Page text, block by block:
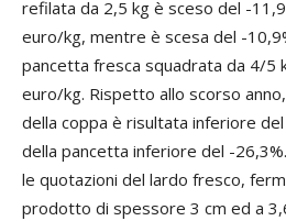
refilata da 2,5 kg è sceso del -
euro/kg, mentre è scesa del -
pancetta fresca squadrata da 4/5
euro/kg. Rispetto allo scorso
della coppa è risultata inferiore
della pancetta inferiore del -
le quotazioni del lardo fresco,
prodotto di spessore 3 cm ed a